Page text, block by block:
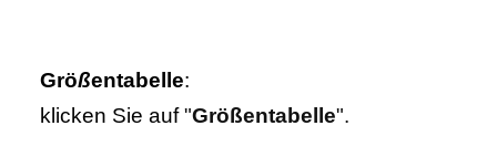
Größentabelle:
klicken Sie auf"Größentabelle".